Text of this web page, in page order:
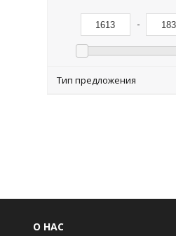
-
Тип предложения
О НАС